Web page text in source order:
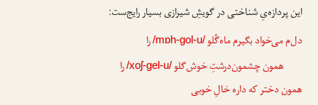
این پردازه‌یِ شناختی در گویشِ شیرازی بسیار رایج‌ست:
دل‌م می‌خواد بگیرم ماه‌گُلو/mɒh-gol-u/را
همون چشمون‌درشتِ خوش‌گلو/xoʃ-gel-u/را
همون دختر که داره خالِ خوبی